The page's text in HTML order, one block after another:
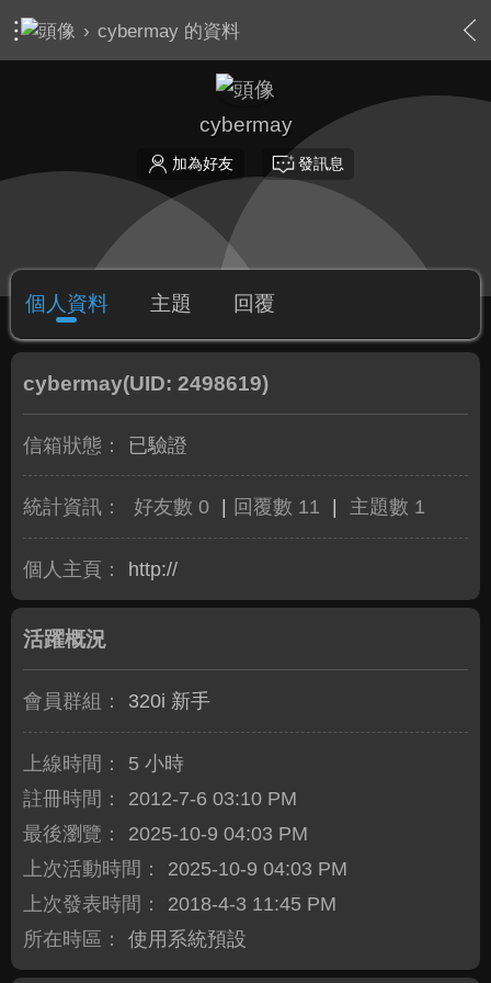
› cybermay 的資料
cybermay
加為好友 發訊息
個人資料 主題 回覆
cybermay(UID: 2498619)
信箱狀態： 已驗證
統計資訊： 好友數 0 回覆數 11 主題數 1
個人主頁： http://
活躍概況
會員群組： 320i 新手
上線時間：
5 小時
註冊時間：
2012-7-6 03:10 PM
最後瀏覽：
2025-10-9 04:03 PM
上次活動時間：
2025-10-9 04:03 PM
上次發表時間：
2018-4-3 11:45 PM
所在時區：
使用系統預設